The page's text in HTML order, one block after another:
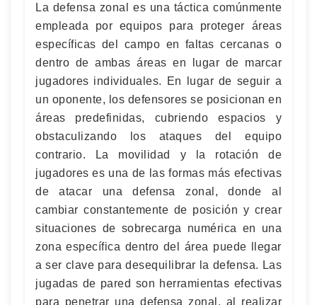
La defensa zonal es una táctica comúnmente
empleada por equipos para proteger áreas
específicas del campo en faltas cercanas o
dentro de ambas áreas en lugar de marcar
jugadores individuales. En lugar de seguir a
un oponente, los defensores se posicionan en
áreas predefinidas, cubriendo espacios y
obstaculizando los ataques del equipo
contrario. La movilidad y la rotación de
jugadores es una de las formas más efectivas
de atacar una defensa zonal, donde al
cambiar constantemente de posición y crear
situaciones de sobrecarga numérica en una
zona específica dentro del área puede llegar
a ser clave para desequilibrar la defensa. Las
jugadas de pared son herramientas efectivas
para penetrar una defensa zonal, al realizar